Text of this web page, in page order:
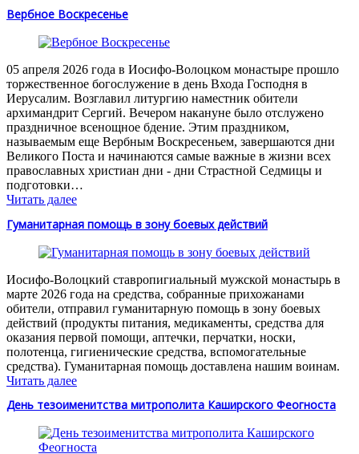
Вербное Воскресенье
05 апреля 2026 года в Иосифо-Волоцком монастыре прошло
торжественное богослужение в день Входа Господня в
Иерусалим. Возглавил литургию наместник обители
архимандрит Сергий. Вечером накануне было отслужено
праздничное всенощное бдение. Этим праздником,
называемым еще Вербным Воскресеньем, завершаются дни
Великого Поста и начинаются самые важные в жизни всех
православных христиан дни - дни Страстной Седмицы и
подготовки…
Читать далее
Гуманитарная помощь в зону боевых действий
Иосифо-Волоцкий ставропигиальный мужской монастырь в
марте 2026 года на средства, собранные прихожанами
обители, отправил гуманитарную помощь в зону боевых
действий (продукты питания, медикаменты, средства для
оказания первой помощи, аптечки, перчатки, носки,
полотенца, гигиенические средства, вспомогательные
средства). Гуманитарная помощь доставлена нашим воинам.
Читать далее
День тезоименитства митрополита Каширского Феогноста